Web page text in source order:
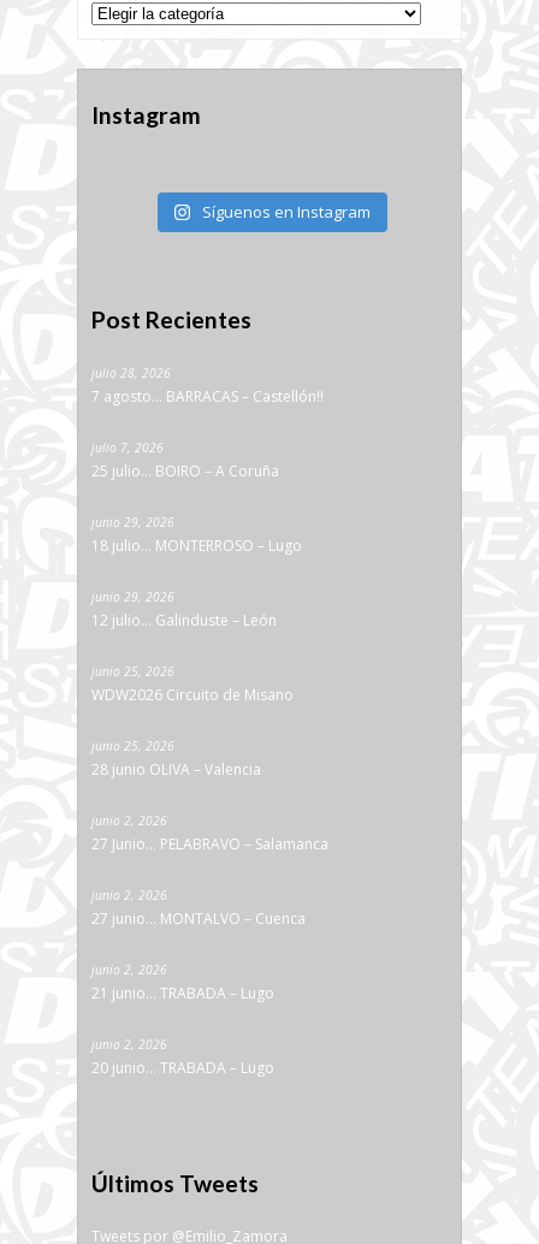
Categorías
Instagram
Síguenos en Instagram
Post Recientes
julio 28, 2026
7 agosto… BARRACAS – Castellón!!
julio 7, 2026
25 julio… BOIRO – A Coruña
junio 29, 2026
18 julio… MONTERROSO – Lugo
junio 29, 2026
12 julio… Galinduste – León
junio 25, 2026
WDW2026 Circuito de Misano
junio 25, 2026
28 junio OLIVA – Valencia
junio 2, 2026
27 Junio… PELABRAVO – Salamanca
junio 2, 2026
27 junio… MONTALVO – Cuenca
junio 2, 2026
21 junio… TRABADA – Lugo
junio 2, 2026
20 junio… TRABADA – Lugo
Últimos Tweets
Tweets por @Emilio_Zamora